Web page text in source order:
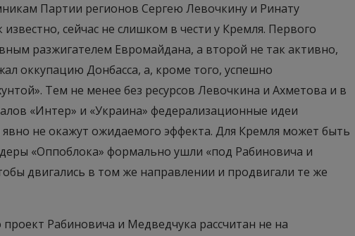
Партии регионов Сергею Левочкину и Ринату
сейчас не слишком в чести у Кремля. Первого
разжигателем Евромайдана, а второй не так активно,
оккупацию Донбасса, а, кроме того, успешно
Тем не менее без ресурсов Левочкина и Ахметова и в
«Интер» и «Украина» федерализационные идеи
не окажут ожидаемого эффекта. Для Кремля может быть
«Оппоблока» формально ушли «под Рабиновича и
двигались в том же направлении и продвигали те же
Рабиновича и Медведчука рассчитан не на